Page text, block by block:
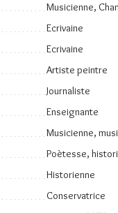
Musicienne,
Ecrivaine
Ecrivaine
Artiste peintre
Journaliste
Enseignante
Musicienne,
Poètesse,
Historienne
Conservatrice